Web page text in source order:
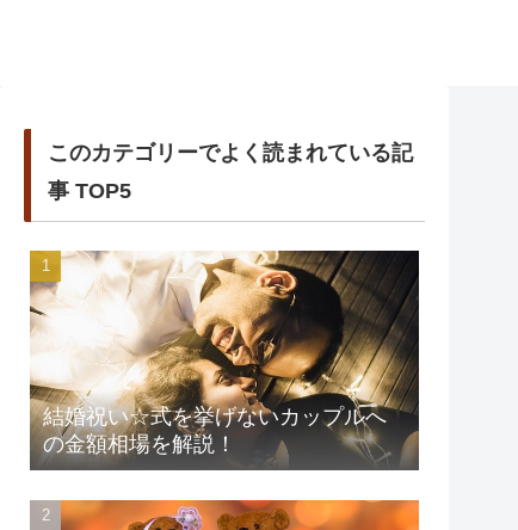
このカテゴリーでよく読まれている記
事 TOP5
結婚祝い☆式を挙げないカップルへ
の金額相場を解説！